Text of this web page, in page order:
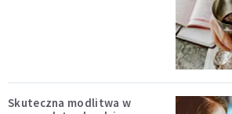
Skuteczna modlitwa w